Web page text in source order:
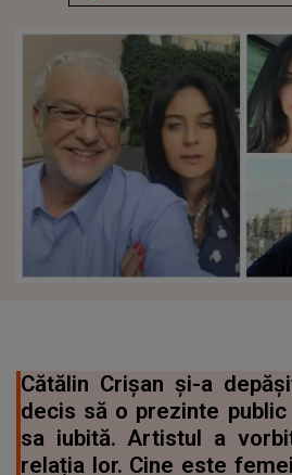
Cătălin Crișan și-a
decis să o prezinte public
sa iubită. Artistul a
relația lor. Cine este